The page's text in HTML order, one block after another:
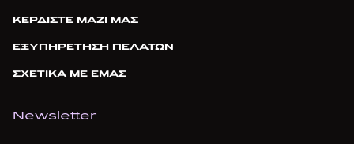
ΚΕΡΔΙΣΤΕ ΜΑΖΙ ΜΑΣ
ΕΞΥΠΗΡΕΤΗΣΗ ΠΕΛΑΤΩΝ
ΣΧΕΤΙΚΑ ΜΕ ΕΜΑΣ
Newsletter